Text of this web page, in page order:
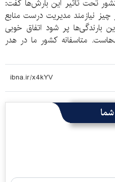
تحت تاثیر این بارش‌ها گفت:
نیازمند مدیریت درست منابع
بارندگی‌ها پر شود اتفاق خوبی
متاسفانه کشور ما در هدر